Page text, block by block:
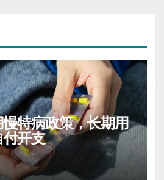
特病政策，长期用
开支